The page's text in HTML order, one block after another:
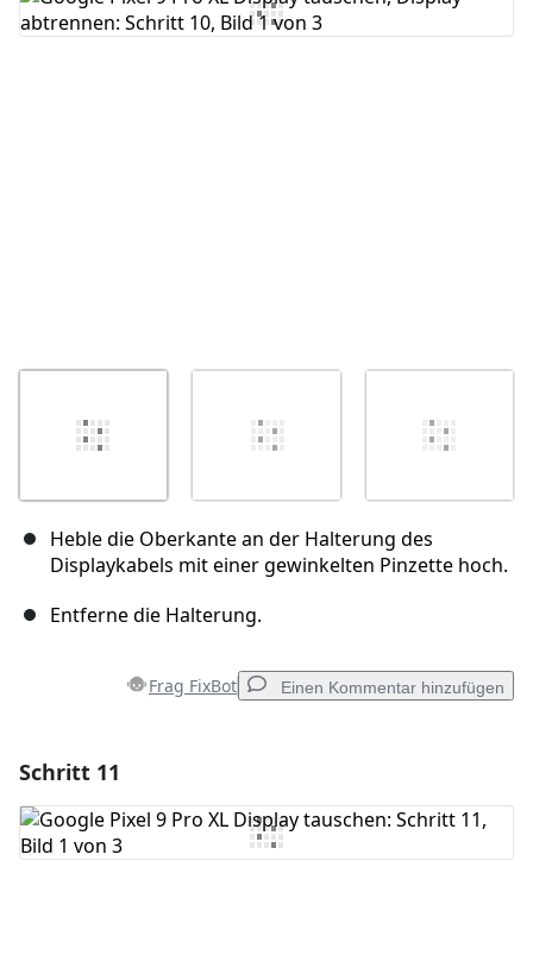
Heble die Oberkante an der Halterung des
Displaykabels mit einer gewinkelten Pinzette hoch.
Entferne die Halterung.
Frag FixBot Einen Kommentar hinzufügen
Kommentar hinzufügen
Schritt 11